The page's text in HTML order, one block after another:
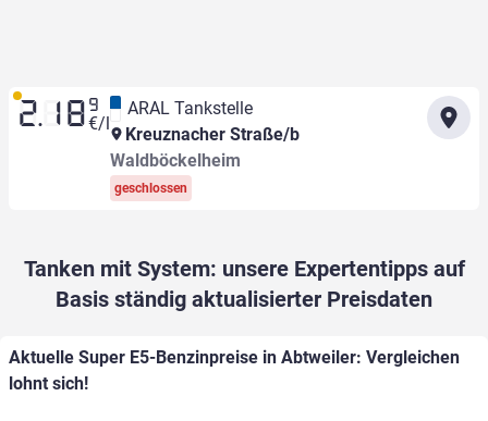
2.18 9
€/l
ARAL Tankstelle
Kreuznacher Straße/b
Waldböckelheim
geschlossen
Tanken mit System: unsere Expertentipps auf
Basis ständig aktualisierter Preisdaten
Aktuelle Super E5-Benzinpreise in Abtweiler: Vergleichen
lohnt sich!